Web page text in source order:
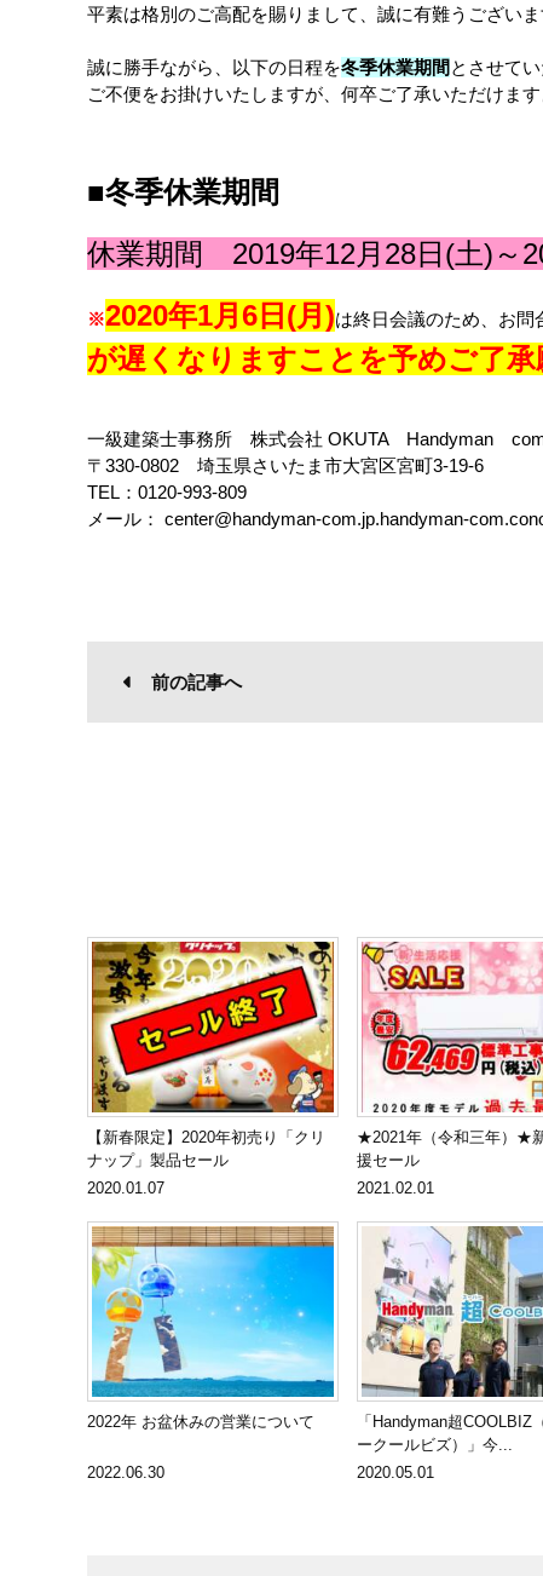
平素は格別のご高配を賜りまして、誠に有難うございま
誠に勝手ながら、以下の日程を冬季休業期間 とさせてい
ご不便をお掛けいたしますが、何卒ご了承いただけます
■冬季休業期間
休業期間 2019年12月28日(土)～
※2020年1月6日(月)は終日会議のため、お問
が遅くなりますことを予めご了
一級建築士事務所 株式会社 OKUTA Handyman
〒330-0802 埼玉県さいたま市大宮区宮町3-19-6
TEL：0120-993-809
メール： center@handyman-com.jp.handyman-
前の記事へ
【新春限定】2020年初売り「クリ
ナップ」製品セール
2020.01.07
★2021年（令和三年）★
援セール
2021.02.01
2022年 お盆休みの営業について
2022.06.30
「Handyman超COOLBIZ
ークールビズ）」今...
2020.05.01